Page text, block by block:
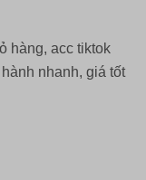
hàng, acc tiktok
nhanh, giá tốt